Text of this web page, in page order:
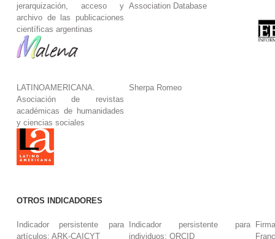
jerarquización, acceso y
archivo de las publicaciones
científicas argentinas
Association Database
LATINOAMERICANA.
Asociación de revistas
académicas de humanidades
y ciencias sociales
Sherpa Romeo
OTROS INDICADORES
Indicador persistente para
artículos: ARK-CAICYT
Indicador persistente para
individuos: ORCID